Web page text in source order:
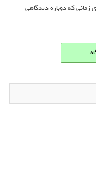
زمانی که دوباره دیدگاهی